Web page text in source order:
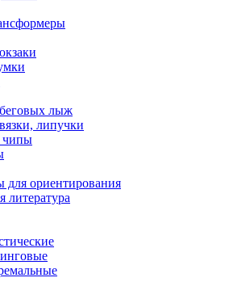
лыж
липучки
чипы
для ориентирования
литература